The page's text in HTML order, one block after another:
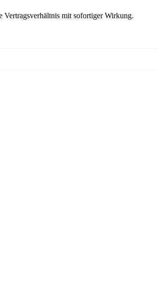
Vertragsverhältnis mit sofortiger Wirkung.